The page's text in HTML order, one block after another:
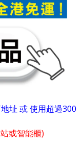
址 或 使用超過300
或智能櫃)